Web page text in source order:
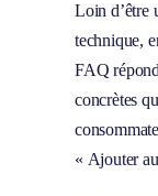
Loin d’être
technique,
FAQ
concrètes
« Ajouter